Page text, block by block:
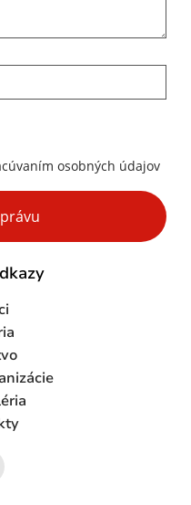
osobných údajov